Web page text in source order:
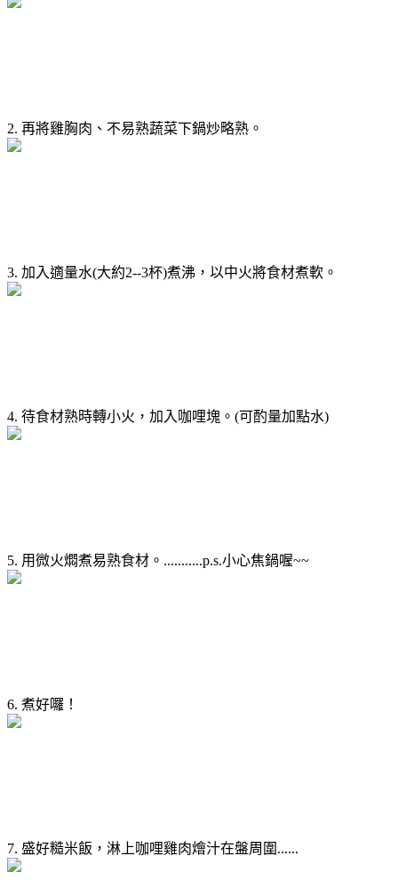
2. 再將雞胸肉、不易熟蔬菜下鍋炒略熟。
3. 加入適量水(大約2--3杯)煮沸，以中火將食材煮軟。
4. 待食材熟時轉小火，加入咖哩塊。(可酌量加點水)
5. 用微火燜煮易熟食材。...........p.s.小心焦鍋喔~~
6. 煮好囉！
7. 盛好糙米飯，淋上咖哩雞肉燴汁在盤周圍......